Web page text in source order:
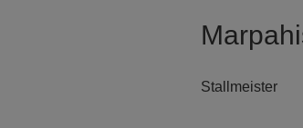
Stallmeister